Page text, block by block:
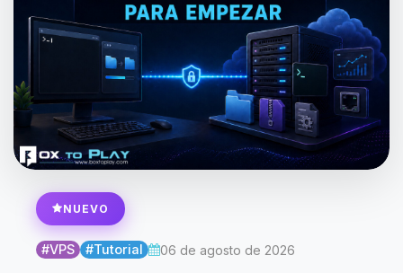
NUEVO
#VPS #Tutorial 06 de agosto de 2026